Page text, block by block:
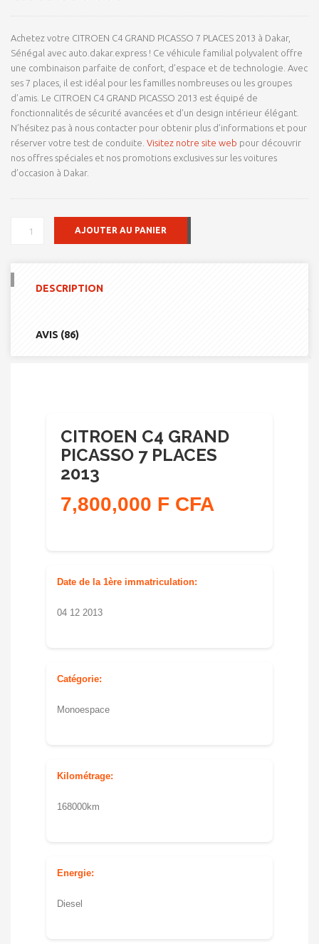
client
Achetez votre CITROEN C4 GRAND PICASSO 7 PLACES 2013 à Dakar,
Sénégal avec auto.dakar.express ! Ce véhicule familial polyvalent offre
une combinaison parfaite de confort, d’espace et de technologie. Avec
ses 7 places, il est idéal pour les familles nombreuses ou les groupes
d’amis. Le CITROEN C4 GRAND PICASSO 2013 est équipé de
fonctionnalités de sécurité avancées et d’un design intérieur élégant.
N’hésitez pas à nous contacter pour obtenir plus d’informations et pour
réserver votre test de conduite. Visitez notre site web pour découvrir
nos offres spéciales et nos promotions exclusives sur les voitures
d’occasion à Dakar.
QUANTITÉ
PICASSO
AJOUTER AU PANIER
DESCRIPTION
AVIS (86)
CITROEN C4 GRAND
PICASSO 7 PLACES
2013
7,800,000 F CFA
Date de la 1ère immatriculation:
04 12 2013
Catégorie:
Monoespace
Kilométrage:
168000km
Energie:
Diesel